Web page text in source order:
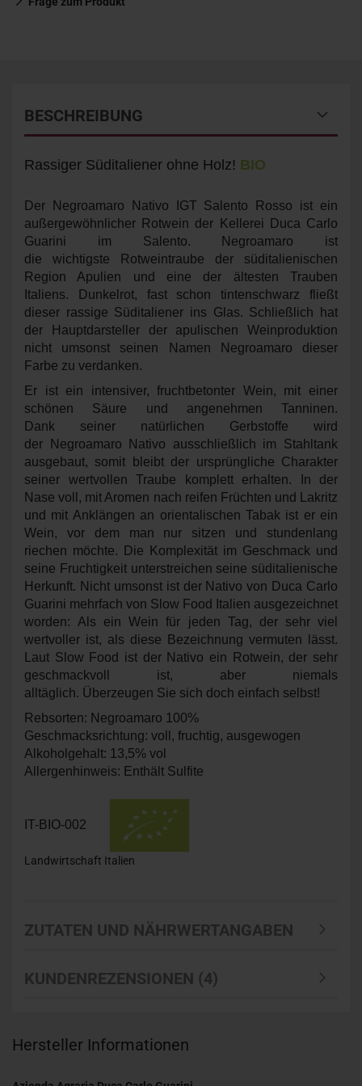
BESCHREIBUNG
Rassiger Süditaliener ohne Holz! BIO
Der Negroamaro Nativo IGT Salento Rosso ist ein
außergewöhnlicher Rotwein der Kellerei Duca Carlo
Guarini im Salento. Negroamaro ist
die wichtigste Rotweintraube der süditalienischen
Region Apulien und eine der ältesten Trauben
Italiens. Dunkelrot, fast schon tintenschwarz fließt
dieser rassige Süditaliener ins Glas. Schließlich hat
der Hauptdarsteller der apulischen Weinproduktion
nicht umsonst seinen Namen Negroamaro dieser
Farbe zu verdanken.
Er ist ein intensiver, fruchtbetonter Wein, mit einer
schönen Säure und angenehmen Tanninen.
Dank seiner natürlichen Gerbstoffe wird
der Negroamaro Nativo ausschließlich im Stahltank
ausgebaut, somit bleibt der ursprüngliche Charakter
seiner wertvollen Traube komplett erhalten. In der
Nase voll, mit Aromen nach reifen Früchten und Lakritz
und mit Anklängen an orientalischen Tabak ist er ein
Wein, vor dem man nur sitzen und stundenlang
riechen möchte. Die Komplexität im Geschmack und
seine Fruchtigkeit unterstreichen seine süditalienische
Herkunft. Nicht umsonst ist der Nativo von Duca Carlo
Guarini mehrfach von Slow Food Italien ausgezeichnet
worden: Als ein Wein für jeden Tag, der sehr viel
wertvoller ist, als diese Bezeichnung vermuten lässt.
Laut Slow Food ist der Nativo ein Rotwein, der sehr
geschmackvoll ist, aber niemals
alltäglich. Überzeugen Sie sich doch einfach selbst!
Rebsorten: Negroamaro 100%
Geschmacksrichtung: voll, fruchtig, ausgewogen
Alkoholgehalt: 13,5% vol
Allergenhinweis: Enthält Sulfite
IT-BIO-002
Landwirtschaft Italien
ZUTATEN UND NÄHRWERTANGABEN
KUNDENREZENSIONEN (4)
Hersteller Informationen